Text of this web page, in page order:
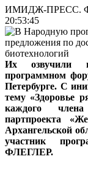
ИМИДЖ-ПРЕСС.
20:53:45
Их озвучили
программном
Петербурге. С
тему «Здоровье
каждого
партпроекта
Архангельской
участник
ФЛЕГЛЕР.